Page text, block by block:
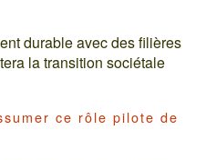
durable avec des filières
la transition sociétale
ce rôle pilote de